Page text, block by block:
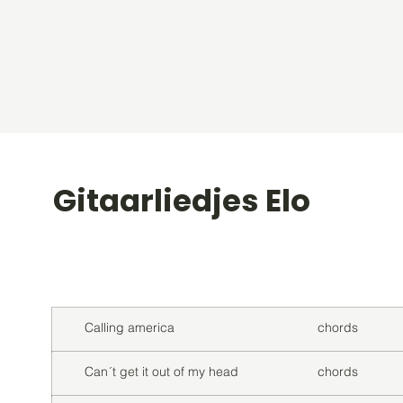
Gitaarliedjes Elo
Calling america chords
Can´t get it out of my head chords